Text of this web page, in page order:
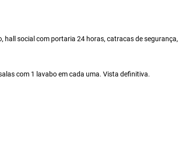
hall social com portaria 24 horas, catracas de segurança,
com 1 lavabo em cada uma. Vista definitiva.